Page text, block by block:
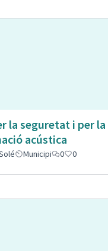
la seguretat i per la
acústica
Municipi 0 0